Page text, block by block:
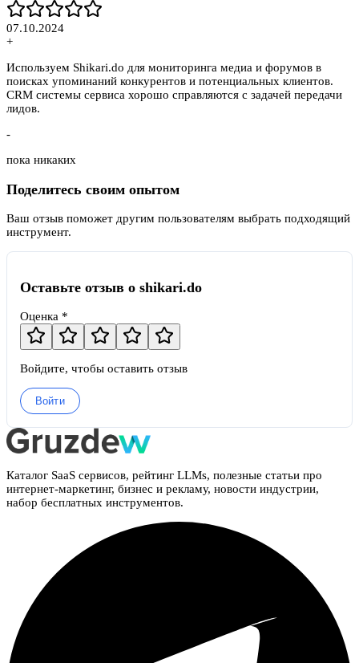
07.10.2024
+
Используем Shikari.do для мониторинга медиа и форумов в
поисках упоминаний конкурентов и потенциальных клиентов.
CRM системы сервиса хорошо справляются с задачей передачи
лидов.
-
пока никаких
Поделитесь своим опытом
Ваш отзыв поможет другим пользователям выбрать подходящий
инструмент.
Оставьте отзыв о shikari.do
Оценка *
Войдите, чтобы оставить отзыв
Войти
Каталог SaaS сервисов, рейтинг LLMs, полезные статьи про
интернет-маркетинг, бизнес и рекламу, новости индустрии,
набор бесплатных инструментов.